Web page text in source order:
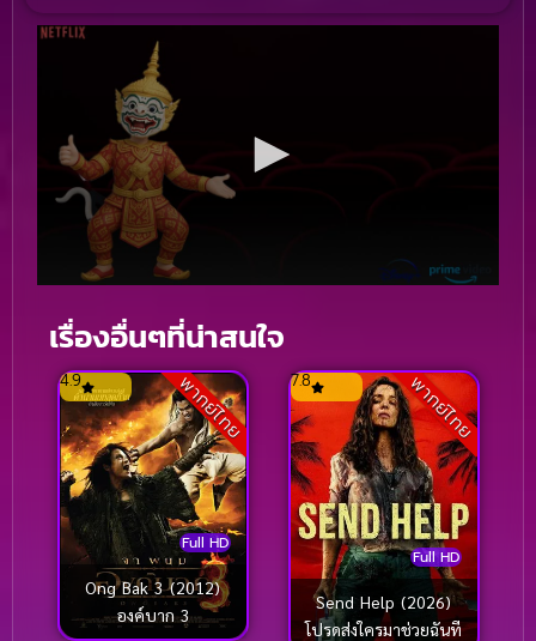
เรื่องอื่นๆที่น่าสนใจ
พากย์ไทย
Full HD
4.9
Ong Bak 3 (2012)
องค์บาก 3
พากย์ไทย
Full HD
7.8
Send Help (2026)
โปรดส่งใครมาช่วยฉันที